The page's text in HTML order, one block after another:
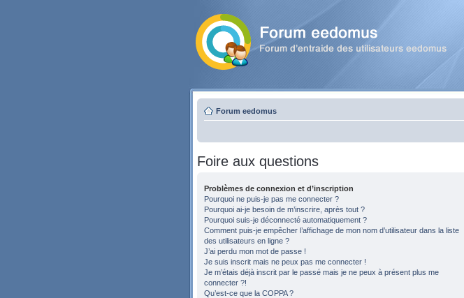
Forum eedomus
Foire aux questions
Problèmes de connexion et d’inscription
Pourquoi ne puis-je pas me connecter ?
Pourquoi ai-je besoin de m’inscrire, après tout ?
Pourquoi suis-je déconnecté automatiquement ?
Comment puis-je empêcher l’affichage de mon nom d’utilisateur dans la liste
des utilisateurs en ligne ?
J’ai perdu mon mot de passe !
Je suis inscrit mais ne peux pas me connecter !
Je m’étais déjà inscrit par le passé mais je ne peux à présent plus me
connecter ?!
Qu’est-ce que la COPPA ?